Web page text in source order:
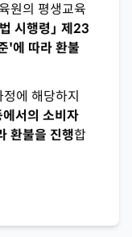
원의 평생교육
시행령」 제23
'에 따라 환불
에 해당하지
에서의 소비자
환불을 진행합